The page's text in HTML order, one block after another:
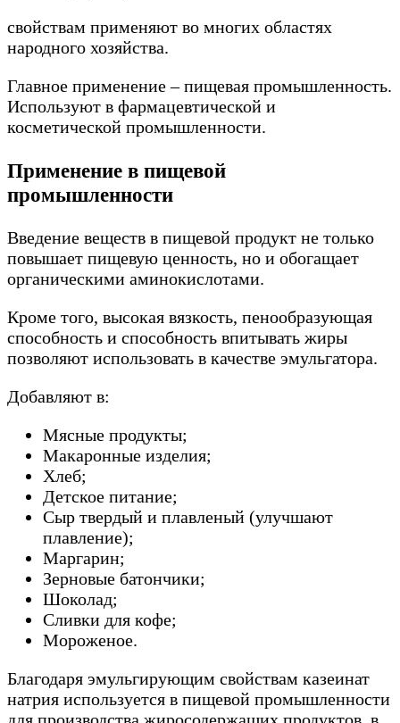
свойствам применяют во многих областях
народного хозяйства.
Главное применение – пищевая промышленность.
Используют в фармацевтической и
косметической промышленности.
Применение в пищевой
промышленности
Введение веществ в пищевой продукт не только
повышает пищевую ценность, но и обогащает
органическими аминокислотами.
Кроме того, высокая вязкость, пенообразующая
способность и способность впитывать жиры
позволяют использовать в качестве эмульгатора.
Добавляют в:
Мясные продукты;
Макаронные изделия;
Хлеб;
Детское питание;
Сыр твердый и плавленый (улучшают
плавление);
Маргарин;
Зерновые батончики;
Шоколад;
Сливки для кофе;
Мороженое.
Благодаря эмульгирующим свойствам казеинат
натрия используется в пищевой промышленности